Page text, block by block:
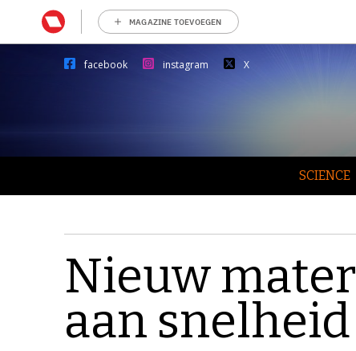
MAGAZINE TOEVOEGEN
facebook instagram X
SCIENCE
Nieuw
aan